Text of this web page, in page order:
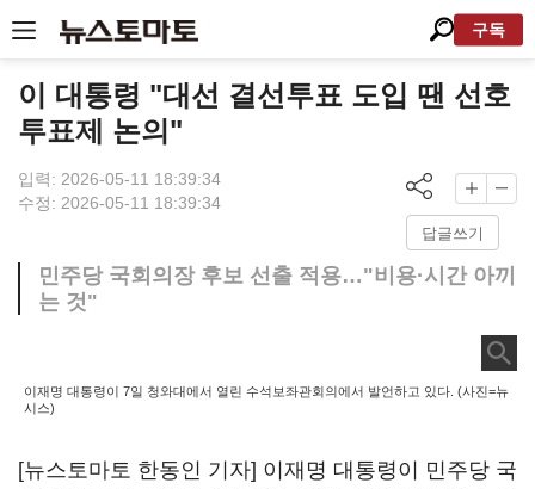
구독
이 대통령 "대선 결선투표 도입 땐 선호
투표제 논의"
입력: 2026-05-11 18:39:34
수정: 2026-05-11 18:39:34
답글쓰기
민주당 국회의장 후보 선출 적용…"비용·시간 아끼
는 것"
이재명 대통령이 7일 청와대에서 열린 수석보좌관회의에서 발언하고 있다. (사진=뉴
시스)
[뉴스토마토 한동인 기자] 이재명 대통령이 민주당 국